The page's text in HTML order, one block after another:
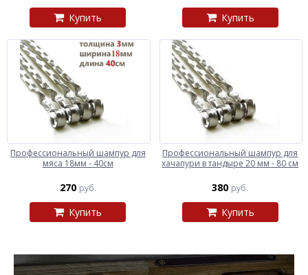
Купить Купить
Профессиональный шампур для
мяса 18мм - 40см
270 руб.
Купить
Профессиональный шампур для
хачапури в тандыре 20 мм - 80 см
380 руб.
Купить